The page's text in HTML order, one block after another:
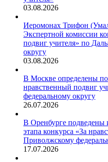
03.08.2026
Иеромонах Трифон
Экспертной комиссии
подвиг учителя» по
округу
03.08.2026
В Москве определены
нравственный подвиг
федеральному округу
26.07.2026
В Оренбурге подведены
этапа конкурса «За
Приволжскому
17.07.2026